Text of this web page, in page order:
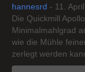
hannesrd - 11.
Die Quickmill
Minimalmahlgrad
wie die Mühle
zerlegt werden kann